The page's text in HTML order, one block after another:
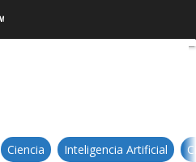
ROG Ally llega a Colombia
Ciencia Inteligencia Artificial